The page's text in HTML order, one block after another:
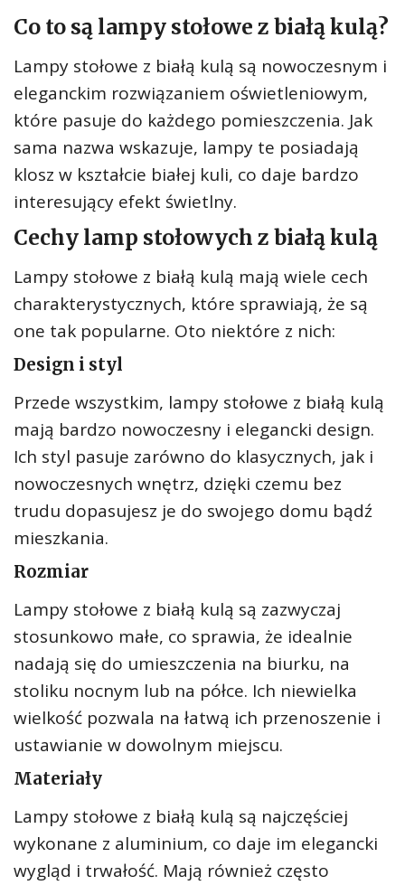
Co to są lampy stołowe z białą kulą?
Lampy stołowe z białą kulą są nowoczesnym i
eleganckim rozwiązaniem oświetleniowym,
które pasuje do każdego pomieszczenia. Jak
sama nazwa wskazuje, lampy te posiadają
klosz w kształcie białej kuli, co daje bardzo
interesujący efekt świetlny.
Cechy lamp stołowych z białą kulą
Lampy stołowe z białą kulą mają wiele cech
charakterystycznych, które sprawiają, że są
one tak popularne. Oto niektóre z nich:
Design i styl
Przede wszystkim, lampy stołowe z białą kulą
mają bardzo nowoczesny i elegancki design.
Ich styl pasuje zarówno do klasycznych, jak i
nowoczesnych wnętrz, dzięki czemu bez
trudu dopasujesz je do swojego domu bądź
mieszkania.
Rozmiar
Lampy stołowe z białą kulą są zazwyczaj
stosunkowo małe, co sprawia, że idealnie
nadają się do umieszczenia na biurku, na
stoliku nocnym lub na półce. Ich niewielka
wielkość pozwala na łatwą ich przenoszenie i
ustawianie w dowolnym miejscu.
Materiały
Lampy stołowe z białą kulą są najczęściej
wykonane z aluminium, co daje im elegancki
wygląd i trwałość. Mają również często